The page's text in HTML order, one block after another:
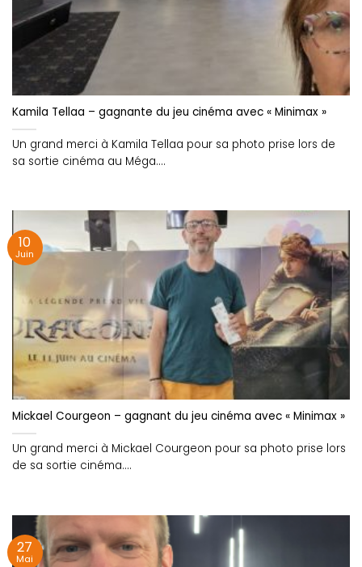
Kamila Tellaa – gagnante du jeu cinéma avec « Minimax »
Un grand merci à Kamila Tellaa pour sa photo prise lors de
sa sortie cinéma au Méga....
Mickael Courgeon – gagnant du jeu cinéma avec « Minimax »
Un grand merci à Mickael Courgeon pour sa photo prise lors
de sa sortie cinéma....
10
Juin
27
Mai